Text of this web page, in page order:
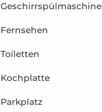
Geschirrspülmaschine
Fernsehen
Toiletten
Kochplatte
Parkplatz